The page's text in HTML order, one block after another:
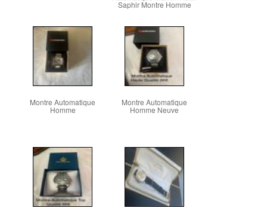
Saphir Montre Homme
Montre Automatique
Homme
Montre Automatique
Homme Neuve